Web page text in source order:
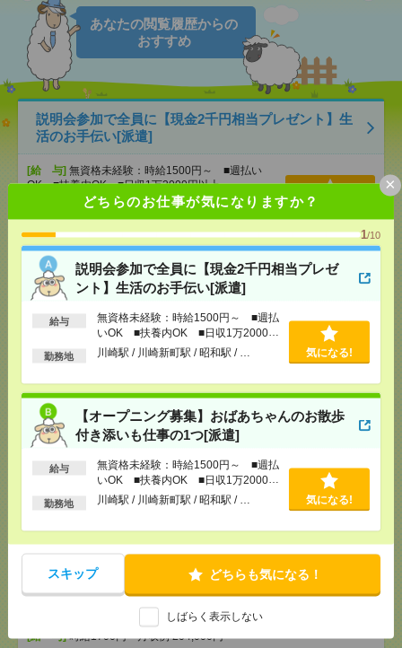
どちらのお仕事が気になりますか？
1/10
説明会参加で全員に【現金2千円相当プレゼ
ント】生活のお手伝い[派遣]
給与
無資格未経験：時給1500円～ ■週払
いOK ■扶養内OK ■日収1万2000円
以上
勤務地 川崎駅 / 川崎新町駅 / 昭和駅 / … 気になる!
【オープニング募集】おばあちゃんのお散歩
付き添いも仕事の1つ[派遣]
給与
無資格未経験：時給1500円～ ■週払
いOK ■扶養内OK ■日収1万2000円
以上
勤務地 川崎駅 / 川崎新町駅 / 昭和駅 / … 気になる!
スキップ どちらも気になる！
しばらく表示しない
×
あなたの閲覧履歴からの
おすすめ
説明会参加で全員に【現金2千円相当プレゼント】生
活のお手伝い[派遣]
[給 与] 無資格未経験：時給1500円～ ■週払い
OK ■扶養内OK ■日収1万2000円以上
交通費全額支給
[勤務地]川崎駅/川崎新町駅/昭和駅/…
気になる！
【オープニング募集】おばあちゃんのお散歩付き添
いも仕事の1つ[派遣]
[給 与]無資格未経験：時給1500円～ ■週払い
OK ■扶養内OK ■日収1万2000円以上
[交通費]交通費全額支給
気になる！
【在宅週2日！】ほぼ電話なし＊コツコツ！データ入
力＋ID発行[派遣]
[給 与]時給1600円 月収例 240,000円
全額支給
[月収例]20～25万円
気になる！
1700円＊《時間相談OK！》在宅あり！長期！チャッ
ト対応メイン[派遣]
[給 与]時給1700円 月収例 204,000円